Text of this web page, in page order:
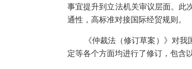
事宜提升到立法机关审议层面。此
通性，高标准对接国际经贸规则。
《仲裁法（修订草案）》对
定等各个方面均进行了修订，包含